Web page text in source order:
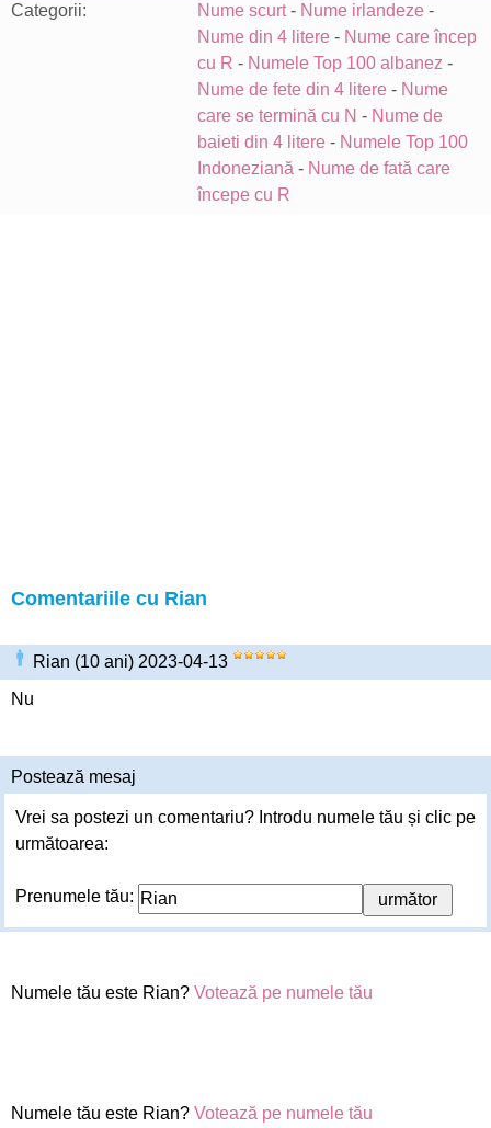
Categorii: Nume scurt- Nume irlandeze -
Nume din 4 litere - Nume care încep
cu R - Numele Top 100 albanez -
Nume de fete din 4 litere - Nume
care se termină cu N - Nume de
baieti din 4 litere - Numele Top 100
Indoneziană - Nume de fată care
începe cu R
Comentariile cu Rian
Rian (10 ani) 2023-04-13
Nu
Postează mesaj
Vrei sa postezi un comentariu? Introdu numele tău și clic pe
următoarea:
Prenumele tău:
Numele tău este Rian? Votează pe numele tău
Numele tău este Rian? Votează pe numele tău